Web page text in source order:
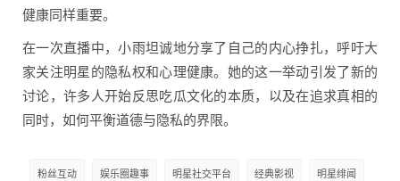
健康同样重要。
在一次直播中，小雨坦诚地分享了自己的内心挣扎，呼吁大
家关注明星的隐私权和心理健康。她的这一举动引发了新的
讨论，许多人开始反思吃瓜文化的本质，以及在追求真相的
同时，如何平衡道德与隐私的界限。
粉丝互动 娱乐圈趣事 明星社交平台 经典影视 明星绯闻